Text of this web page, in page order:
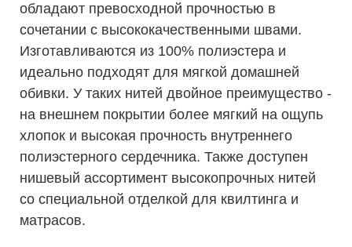
обладают превосходной прочностью в
сочетании с высококачественными швами.
Изготавливаются из 100% полиэстера и
идеально подходят для мягкой домашней
обивки. У таких нитей двойное преимущество -
на внешнем покрытии более мягкий на ощупь
хлопок и высокая прочность внутреннего
полиэстерного сердечника. Также доступен
нишевый ассортимент высокопрочных нитей
со специальной отделкой для квилтинга и
матрасов.